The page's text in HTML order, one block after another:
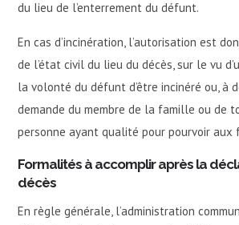
du lieu de l’enterrement du défunt.
En cas d’incinération, l’autorisation est
de l’état civil du lieu du décès, sur le vu
la volonté du défunt d’être incinéré ou, à
demande du membre de la famille ou de
personne ayant qualité pour pourvoir aux
Formalités à accomplir après la
décès
En règle générale, l’administration